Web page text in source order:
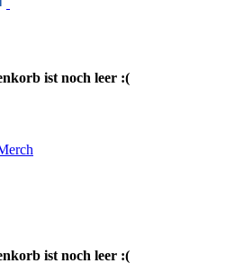
ist noch leer :(
ist noch leer :(